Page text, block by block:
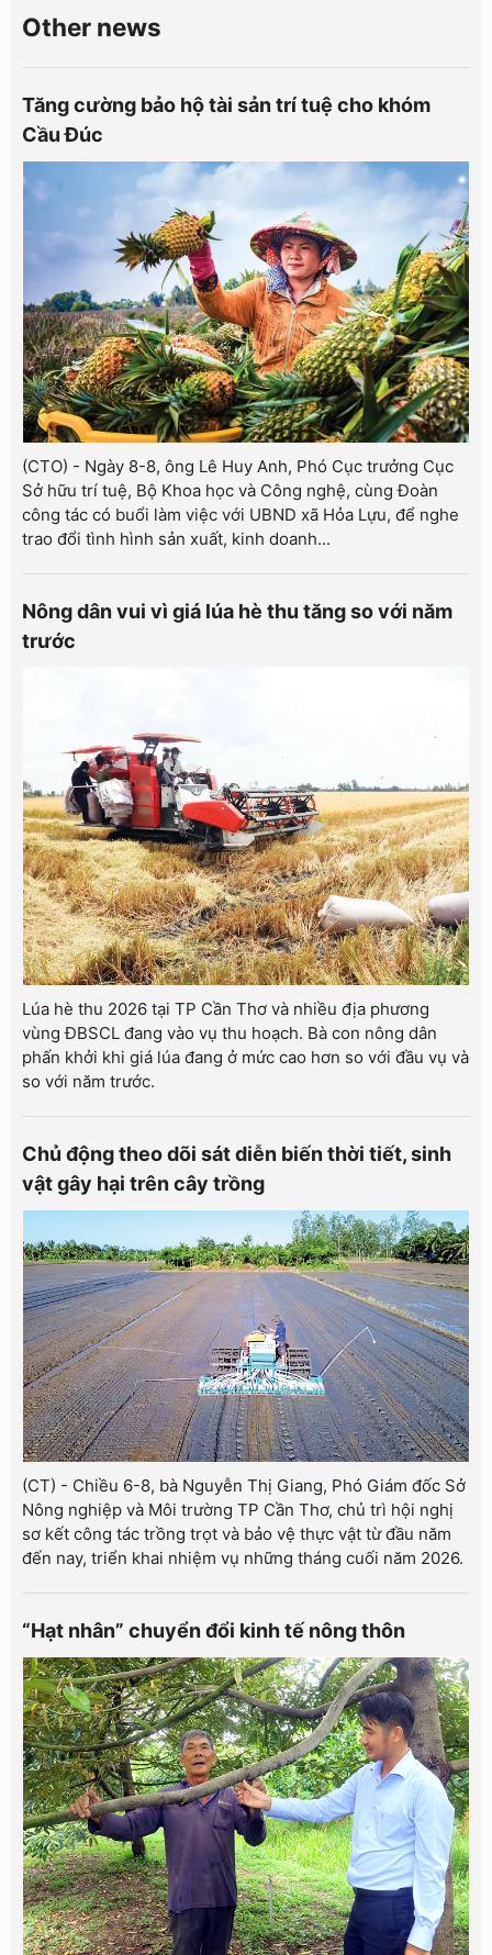
Other news
Tăng cường bảo hộ tài sản trí tuệ cho khóm
Cầu Đúc
(CTO) - Ngày 8-8, ông Lê Huy Anh, Phó Cục trưởng Cục
Sở hữu trí tuệ, Bộ Khoa học và Công nghệ, cùng Đoàn
công tác có buổi làm việc với UBND xã Hỏa Lựu, để nghe
trao đổi tình hình sản xuất, kinh doanh...
Nông dân vui vì giá lúa hè thu tăng so với năm
trước
Lúa hè thu 2026 tại TP Cần Thơ và nhiều địa phương
vùng ĐBSCL đang vào vụ thu hoạch. Bà con nông dân
phấn khởi khi giá lúa đang ở mức cao hơn so với đầu vụ và
so với năm trước.
Chủ động theo dõi sát diễn biến thời tiết, sinh
vật gây hại trên cây trồng
(CT) - Chiều 6-8, bà Nguyễn Thị Giang, Phó Giám đốc Sở
Nông nghiệp và Môi trường TP Cần Thơ, chủ trì hội nghị
sơ kết công tác trồng trọt và bảo vệ thực vật từ đầu năm
đến nay, triển khai nhiệm vụ những tháng cuối năm 2026.
“Hạt nhân” chuyển đổi kinh tế nông thôn